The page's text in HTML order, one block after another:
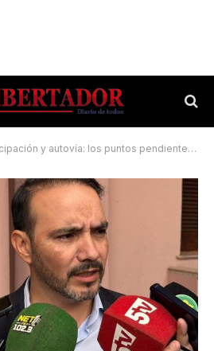
y autovía: los puntos pendientes con la Nación